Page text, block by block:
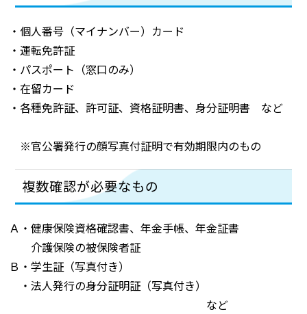
・個人番号（マイナンバー）カード
・運転免許証
・パスポート（窓口のみ）
・在留カード
・各種免許証、許可証、資格証明書、身分証明書 など
※官公署発行の顔写真付証明で有効期限内のもの
複数確認が必要なもの
Ａ・健康保険資格確認書、年金手帳、年金証書
介護保険の被保険者証
Ｂ・学生証（写真付き）
・法人発行の身分証明証（写真付き）
など